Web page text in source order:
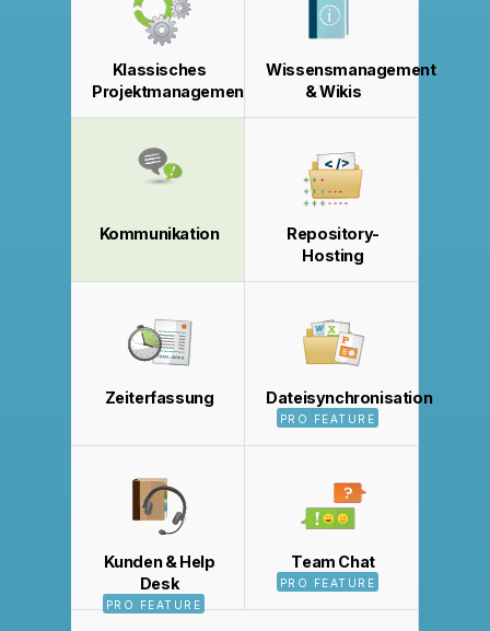
Klassisches
Projektmanagement
Wissensmanagement
& Wikis
Kommunikation
Repository-
Hosting
Zeiterfassung Dateisynchronisation
PRO FEATURE
Kunden & Help
Desk
PRO FEATURE
Team Chat
PRO FEATURE